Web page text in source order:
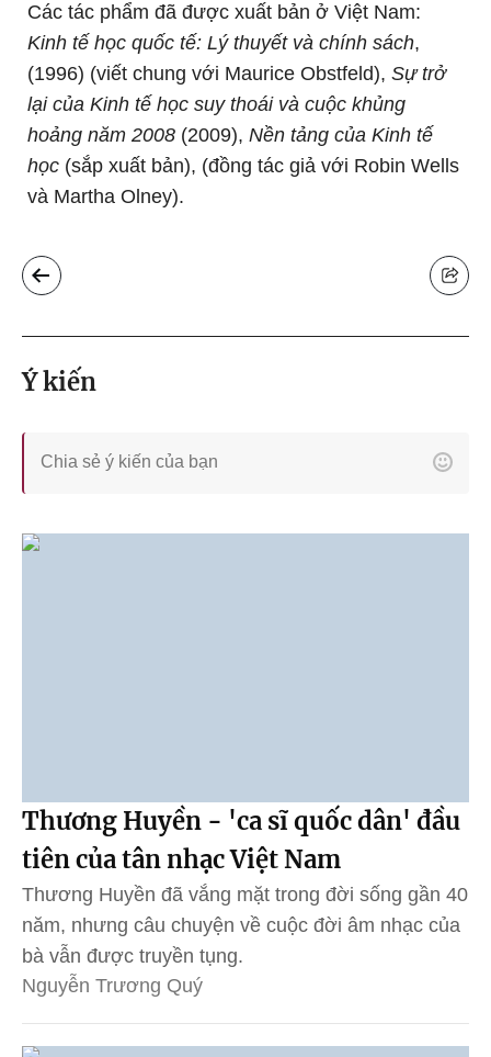
Các tác phẩm đã được xuất bản ở Việt Nam:
Kinh tế học quốc tế: Lý thuyết và chính sách,
(1996) (viết chung với Maurice Obstfeld), Sự trở
lại của Kinh tế học suy thoái và cuộc khủng
hoảng năm 2008 (2009), Nền tảng của Kinh tế
học (sắp xuất bản), (đồng tác giả với Robin Wells
và Martha Olney).
Ý kiến
Thương Huyền - 'ca sĩ quốc dân' đầu
tiên của tân nhạc Việt Nam
Thương Huyền đã vắng mặt trong đời sống gần 40
năm, nhưng câu chuyện về cuộc đời âm nhạc của
bà vẫn được truyền tụng.
Nguyễn Trương Quý